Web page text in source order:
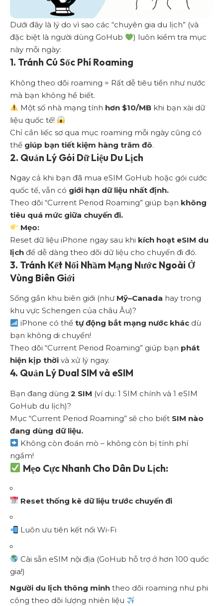
Dưới đây là lý do vì sao các “chuyên gia du lịch” (và
đặc biệt là người dùng GoHub
) luôn kiểm tra mục
này mỗi ngày:
1. Tránh Cú Sốc Phí Roaming
Không theo dõi roaming = Rất dễ tiêu tiền như nước
mà bạn không hề biết.
Một số nhà mạng tính hơn $10/MB khi bạn xài dữ
liệu quốc tế!
Chỉ cần liếc sơ qua mục roaming mỗi ngày cũng có
thể giúp bạn tiết kiệm hàng trăm đô.
2. Quản Lý Gói Dữ Liệu Du Lịch
Ngay cả khi bạn đã mua eSIM GoHub hoặc gói cước
quốc tế, vẫn có giới hạn dữ liệu nhất định.
Theo dõi “Current Period Roaming” giúp bạn không
tiêu quá mức giữa chuyến đi.
Mẹo:
Reset dữ liệu iPhone ngay sau khi kích hoạt eSIM du
lịch để dễ dàng theo dõi dữ liệu cho chuyến đi đó.
3. Tránh Kết Nối Nhầm Mạng Nước Ngoài Ở
Vùng Biên Giới
Sống gần khu biên giới (như Mỹ–Canada hay trong
khu vực Schengen của châu Âu)?
iPhone có thểtự động bắt mạng nước khác dù
bạn không di chuyển!
Theo dõi “Current Period Roaming” giúp bạn phát
hiện kịp thời và xử lý ngay.
4. Quản Lý Dual SIM và eSIM
Bạn đang dùng 2 SIM (ví dụ: 1 SIM chính và 1 eSIM
GoHub du lịch)?
Mục “Current Period Roaming” sẽ cho biết SIM nào
đang dùng dữ liệu.
Không còn đoán mò – không còn bị tính phí
ngầm!
Mẹo Cực Nhanh Cho Dân Du Lịch:
Reset thống kê dữ liệu trước chuyến đi
Luôn ưu tiên kết nối Wi-Fi
Cài sẵn eSIM nội địa (GoHub hỗ trợ ở hơn 100 quốc
gia!)
Người du lịch thông minh theo dõi roaming như phi
công theo dõi lượng nhiên liệu